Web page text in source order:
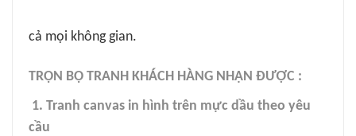
cả mọi không gian.
TRỌN BỘ TRANH KHÁCH HÀNG NHẬN ĐƯỢC :
1. Tranh canvas in hình trên mực dầu theo yêu
cầu